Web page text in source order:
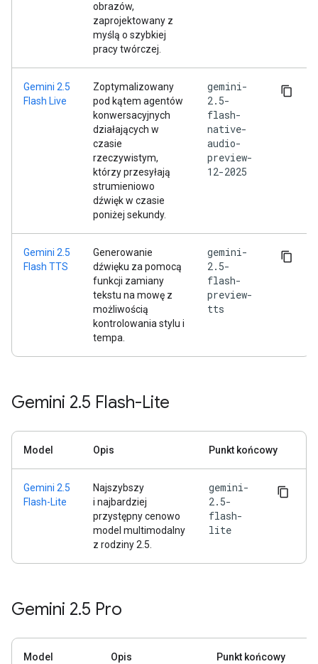
obrazów,
zaprojektowany z
myślą o szybkiej
pracy twórczej.
Gemini 2.5
Flash Live
Zoptymalizowany
pod kątem agentów
konwersacyjnych
działających w
czasie
rzeczywistym,
którzy przesyłają
strumieniowo
dźwięk w czasie
poniżej sekundy.
gemini-
2.5-
flash-
native-
audio-
preview-
12-2025
Gemini 2.5
Flash TTS
Generowanie
dźwięku za pomocą
funkcji zamiany
tekstu na mowę z
możliwością
kontrolowania stylu i
tempa.
gemini-
2.5-
flash-
preview-
tts
Gemini 2.5 Flash-Lite
Model Opis Punkt końcowy
Gemini 2.5
Flash-Lite
Najszybszy
i najbardziej
przystępny cenowo
model multimodalny
z rodziny 2.5.
gemini-
2.5-
flash-
lite
Gemini 2.5 Pro
Model Opis Punkt końcowy